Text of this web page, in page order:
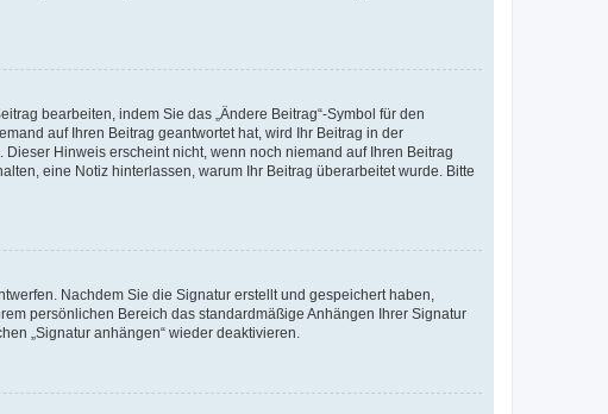
bearbeiten, indem Sie das „Ändere Beitrag“-Symbol für den
auf Ihren Beitrag geantwortet hat, wird Ihr Beitrag in der
Hinweis erscheint nicht, wenn noch niemand auf Ihren Beitrag
eine Notiz hinterlassen, warum Ihr Beitrag überarbeitet wurde. Bitte
Nachdem Sie die Signatur erstellt und gespeichert haben,
persönlichen Bereich das standardmäßige Anhängen Ihrer Signatur
„Signatur anhängen“ wieder deaktivieren.